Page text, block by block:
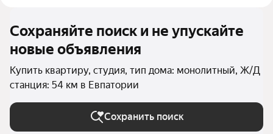
Сохраняйте поиск и не упускайте
новые объявления
Купить квартиру, студия, тип дома: монолитный, Ж/Д
станция: 54 км в Евпатории
Сохранить поиск